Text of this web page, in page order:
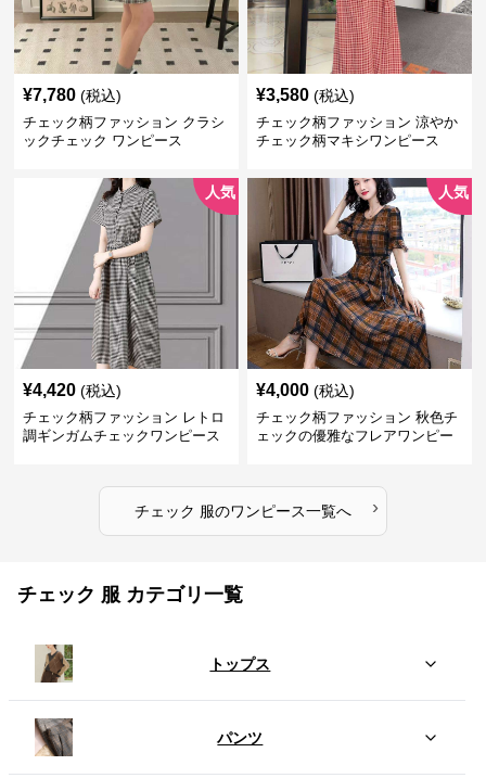
¥7,780 (税込)
チェック柄ファッション クラシ
ックチェック ワンピース
¥3,580 (税込)
チェック柄ファッション 涼やか
チェック柄マキシワンピース
人気
¥4,420 (税込)
チェック柄ファッション レトロ
調ギンガムチェックワンピース
人気
¥4,000 (税込)
チェック柄ファッション 秋色チ
ェックの優雅なフレアワンピー
チェック 服のワンピース一覧へ ›
チェック 服 カテゴリ一覧
トップス
パンツ